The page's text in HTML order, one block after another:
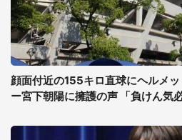
顔面付近の155キロ直球にヘルメ
ー宮下朝陽に擁護の声 「負けん気